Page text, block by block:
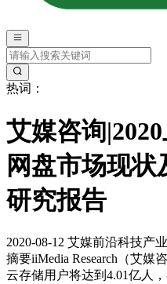
热词：
艾媒咨询
网盘市场现
研究报告
2020-08-12 艾媒前沿科技产
摘要iiMedia Research（艾媒
云存储用户将达到4.01亿人